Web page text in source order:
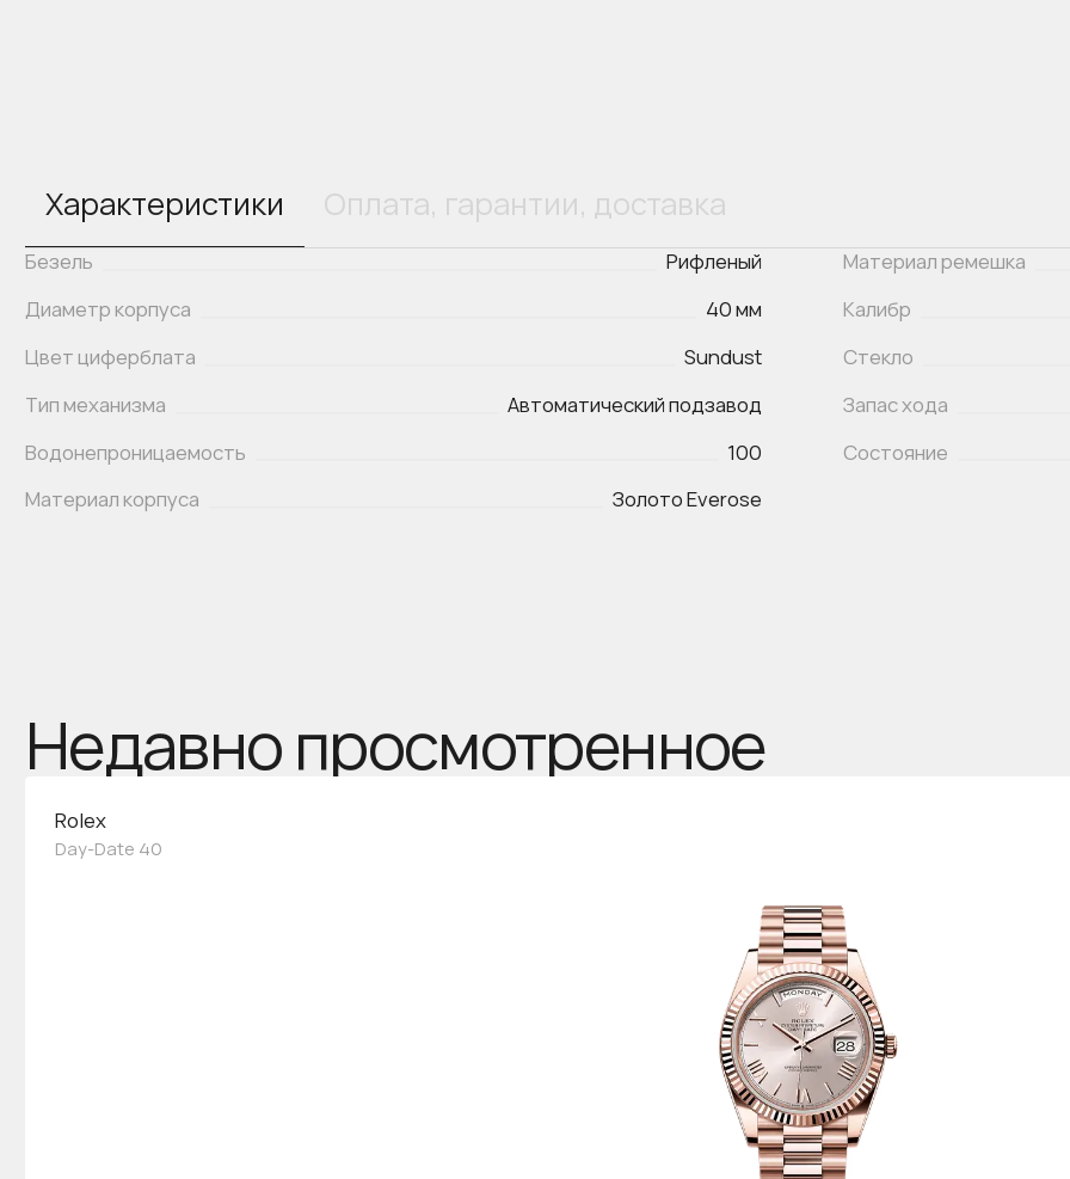
Характеристики Оплата, гарантии, доставка
Безель
Рифленый
Диаметр корпуса
40 мм
Цвет циферблата
Sundust
Тип механизма
Автоматический подзавод
Водонепроницаемость
100
Материал корпуса
Золото Everose
Материал ремешка
Калибр
Стекло
Запас хода
Состояние
Недавно просмотренное
Rolex
Day-Date 40